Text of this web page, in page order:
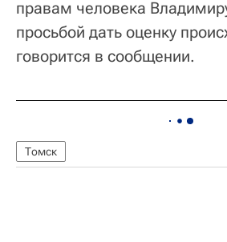
правам человека
просьбой дать оценку
говорится в сообщении.
Томск